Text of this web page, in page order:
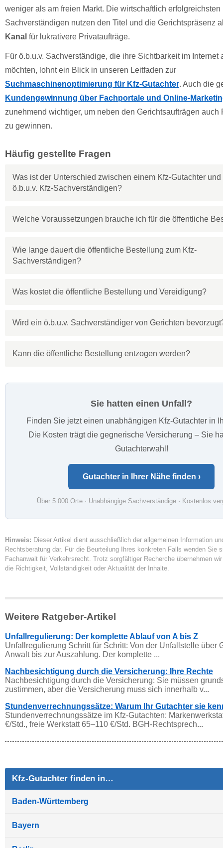
weniger als am freien Markt. Die wirtschaftlich erfolgreichsten
Sachverständigen nutzen den Titel und die Gerichtspräsenz
Kanal für lukrativere Privataufträge.
Für ö.b.u.v. Sachverständige, die ihre Sichtbarkeit im Internet
möchten, lohnt ein Blick in unseren Leitfaden zur
Suchmaschinenoptimierung für Kfz-Gutachter. Auch die
Kundengewinnung über Fachportale und Online-
zunehmend wichtiger, um neben den Gerichtsaufträgen auch
zu gewinnen.
Häufig gestellte Fragen
Was ist der Unterschied zwischen einem Kfz-Gutachter und
ö.b.u.v. Kfz-Sachverständigen?
Welche Voraussetzungen brauche ich für die öffentliche
Wie lange dauert die öffentliche Bestellung zum Kfz-
Sachverständigen?
Was kostet die öffentliche Bestellung und Vereidigung?
Wird ein ö.b.u.v. Sachverständiger von Gerichten
Kann die öffentliche Bestellung entzogen werden?
Sie hatten einen Unfall?
Finden Sie jetzt einen unabhängigen Kfz-Gutachter in
Die Kosten trägt die gegnerische Versicherung – Sie
Gutachterwahl!
Gutachter in Ihrer Nähe finden ›
Über 5.000 Orte · Unabhängige Sachverständige · Kostenlos
Hinweis: Dieser Artikel dient ausschließlich der allgemeinen Information
Rechtsberatung dar. Für die Beurteilung Ihres konkreten Falls wenden Sie
Fachanwalt für Verkehrsrecht. Trotz sorgfältiger Recherche übernehmen
die Richtigkeit, Vollständigkeit oder Aktualität der Inhalte.
Weitere Ratgeber-Artikel
Unfallregulierung: Der komplette Ablauf von A bis Z
Unfallregulierung Schritt für Schritt: Von der Unfallstelle über
Anwalt bis zur Auszahlung. Der komplette ...
Nachbesichtigung durch die Versicherung: Ihre Rechte
Nachbesichtigung durch die Versicherung: Sie müssen
zustimmen, aber die Versicherung muss sich innerhalb v...
Stundenverrechnungssätze: Warum Ihr Gutachter sie
Stundenverrechnungssätze im Kfz-Gutachten:
€/Std., freie Werkstatt 65–110 €/Std. BGH-Rechtsprech...
Kfz-Gutachter finden in…
Baden-Württemberg
Bayern